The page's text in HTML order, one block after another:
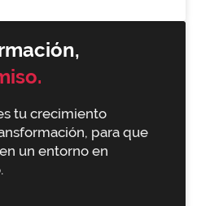
tu crecimiento
para que
un entorno en